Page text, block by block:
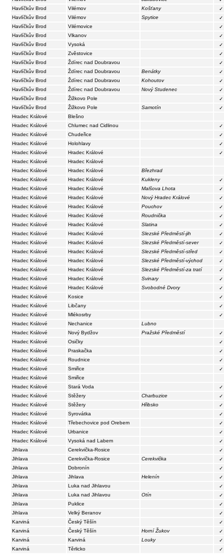
Havlíčkův Brod
Vilémov Košťany
✓
Havlíčkův Brod
Vilémov Spytice
✓
Havlíčkův Brod
Vilémovice
✓
Havlíčkův Brod
Vlkanov
✓
Havlíčkův Brod
Vysoká
✓
Havlíčkův Brod
Zvěstovice
✓
Havlíčkův Brod
Ždírec nad Doubravou
✓
Havlíčkův Brod
Ždírec nad Doubravou Benátky
✓
Havlíčkův Brod
Ždírec nad Doubravou Kohoutov
✓
Havlíčkův Brod
Ždírec nad Doubravou Nový Studenec
✓
Havlíčkův Brod
Žižkovo Pole
✓
Havlíčkův Brod
Žižkovo Pole Samotín
✓
Hradec Králové
Blešno
Hradec Králové
Chlumec nad Cidlinou
✓
Hradec Králové
Chudeřice
✓
Hradec Králové
Holohlavy
✓
Hradec Králové
Hradec Králové
✓
Hradec Králové
Hradec Králové
Hradec Králové
Hradec Králové
Březhrad
Hradec Králové
Hradec Králové Kukleny
✓
Hradec Králové
Hradec Králové Malšova Lhota
✓
Hradec Králové
Hradec Králové Nový Hradec Králové
✓
Hradec Králové
Hradec Králové Pouchov
✓
Hradec Králové
Hradec Králové Roudnička
✓
Hradec Králové
Hradec Králové Slatina
✓
Hradec Králové
Hradec Králové Slezské Předměstí-jih
✓
Hradec Králové
Hradec Králové Slezské Předměstí-sever
✓
Hradec Králové
Hradec Králové Slezské Předměstí-střed
✓
Hradec Králové
Hradec Králové Slezské Předměstí-východ
✓
Hradec Králové
Hradec Králové Slezské Předměstí-za tratí
✓
Hradec Králové
Hradec Králové Svinary
✓
Hradec Králové
Hradec Králové Svobodné Dvory
✓
Hradec Králové
Kosice
✓
Hradec Králové
Libčany
✓
Hradec Králové
Mlékosrby
✓
Hradec Králové
Nechanice
Lubno
Hradec Králové
Nový Bydžov Pražské Předměstí
✓
Hradec Králové
Osičky
✓
Hradec Králové
Praskačka
✓
Hradec Králové
Roudnice
✓
Hradec Králové
Smiřice
✓
Hradec Králové
Smiřice
Hradec Králové
Stará Voda
✓
Hradec Králové
Stěžery Charbuzice
✓
Hradec Králové
Stěžery Hřibsko
✓
Hradec Králové
Syrovátka
✓
Hradec Králové
Třebechovice pod Orebem
✓
Hradec Králové
Urbanice
✓
Hradec Králové
Vysoká nad Labem
✓
Jihlava
Cerekvička-Rosice
✓
Jihlava
Cerekvička-Rosice Cerekvička
✓
Jihlava
Dobronín
✓
Jihlava
Jihlava Helenín
✓
Jihlava
Luka nad Jihlavou
✓
Jihlava
Luka nad Jihlavou Otín
✓
Jihlava
Puklice
✓
Jihlava
Velký Beranov
✓
Karviná
Český Těšín
✓
Karviná
Český Těšín Horní Žukov
✓
Karviná
Karviná Louky
✓
Karviná
Těrlicko
✓